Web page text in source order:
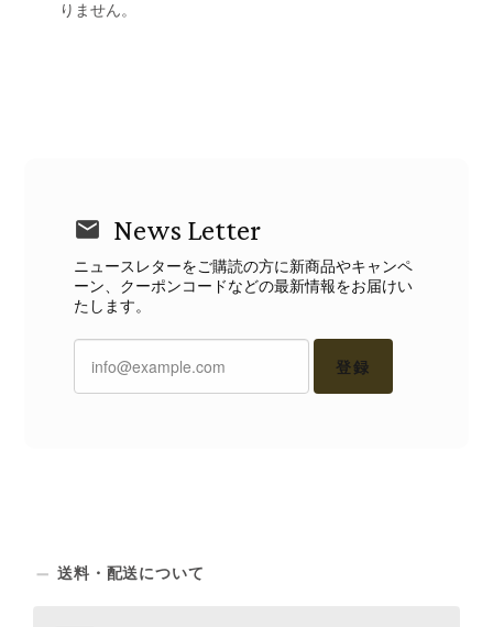
りません。
News Letter
ニュースレターをご購読の方に新商品やキャンペ
ーン、クーポンコードなどの最新情報をお届けい
たします。
登録
送料・配送について